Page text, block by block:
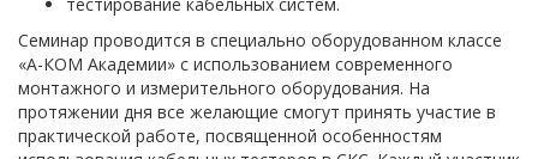
Семинар проводится в специально оборудованном классе
«А-КОМ Академии» с использованием современного
монтажного и измерительного оборудования. На
протяжении дня все желающие смогут принять участие в
практической работе, посвященной особенностям